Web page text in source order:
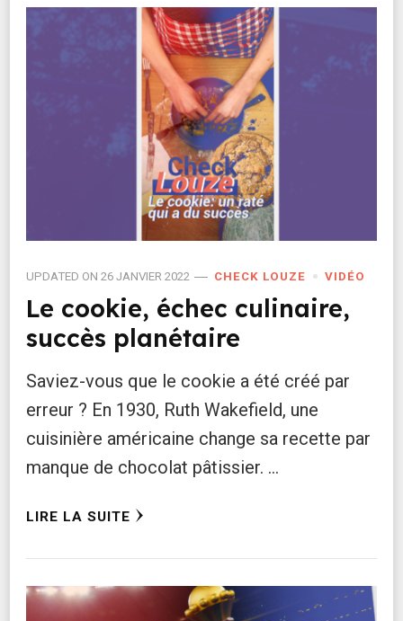
UPDATED ON 26 JANVIER 2022 CHECK LOUZE VIDÉO
Le cookie, échec culinaire,
succès planétaire
Saviez-vous que le cookie a été créé par
erreur ? En 1930, Ruth Wakefield, une
cuisinière américaine change sa recette par
manque de chocolat pâtissier. …
LIRE LA SUITE